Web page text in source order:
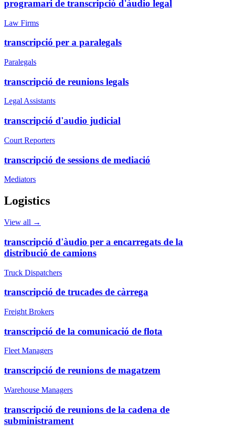
programari de transcripció d'àudio legal
Law Firms
transcripció per a paralegals
Paralegals
transcripció de reunions legals
Legal Assistants
transcripció d'audio judicial
Court Reporters
transcripció de sessions de mediació
Mediators
Logistics
View all →
transcripció d'àudio per a encarregats de la
distribució de camions
Truck Dispatchers
transcripció de trucades de càrrega
Freight Brokers
transcripció de la comunicació de flota
Fleet Managers
transcripció de reunions de magatzem
Warehouse Managers
transcripció de reunions de la cadena de
subministrament